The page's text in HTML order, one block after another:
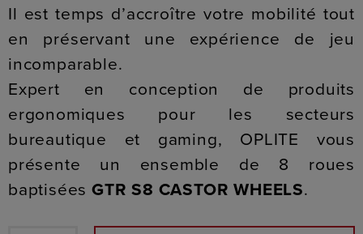
Il est temps d’accroître votre mobilité tout
en préservant une expérience de jeu
incomparable.
Expert en conception de produits
ergonomiques pour les secteurs
bureautique et gaming, OPLITE vous
présente un ensemble de 8 roues
baptiséesGTR S8 CASTOR WHEELS.